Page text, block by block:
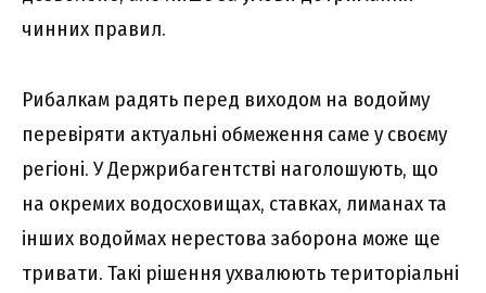
чинних правил.
Рибалкам радять перед виходом на водойму
перевіряти актуальні обмеження саме у своєму
регіоні. У Держрибагентстві наголошують, що
на окремих водосховищах, ставках, лиманах та
інших водоймах нерестова заборона може ще
тривати. Такі рішення ухвалюють територіальні